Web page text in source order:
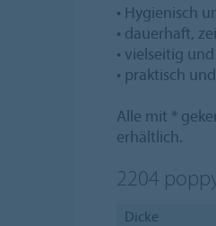
• Hygienisch
• dauerhaft,
• vielseitig
• praktisch
Alle mit *
erhältlich.
2204
Dicke